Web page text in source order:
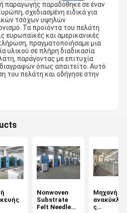
παραγωγής παραδόθηκε σε έναν
σχεδιασμένη ειδικά για
τσόχων υψηλών
Τα προϊόντα του πελάτη
ευρωπαϊκές και αμερικανικές
πραγματοποιήσαμε μια
υλικού σε πλήρη διαδικασία
παράγοντας με επιτυχία
όπως απαιτείτο. Αυτό
του πελάτη και οδήγησε στην
Nonwoven
Substrate
Felt Needle
Μηχανή
ς